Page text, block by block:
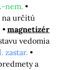
nem.
na určitú
magnetizér
vedomia
zastar.
a